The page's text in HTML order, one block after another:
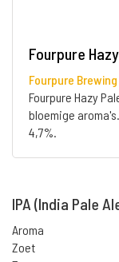
Fourpure
Fourpure Brewing
Fourpure Hazy
bloemige
4,7%.
IPA (India Pale
Aroma
Zoet